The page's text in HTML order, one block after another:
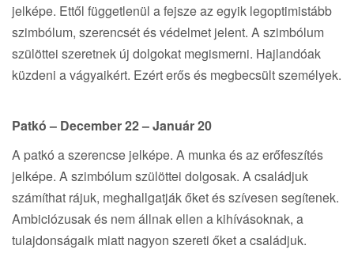
jelképe. Ettől függetlenül a fejsze az egyik legoptimistább
szimbólum, szerencsét és védelmet jelent. A szimbólum
szülöttei szeretnek új dolgokat megismerni. Hajlandóak
küzdeni a vágyaikért. Ezért erős és megbecsült személyek.
Patkó – December 22 – Január 20
A patkó a szerencse jelképe. A munka és az erőfeszítés
jelképe. A szimbólum szülöttei dolgosak. A családjuk
számíthat rájuk, meghallgatják őket és szívesen segítenek.
Ambiciózusak és nem állnak ellen a kihívásoknak, a
tulajdonságaik miatt nagyon szereti őket a családjuk.